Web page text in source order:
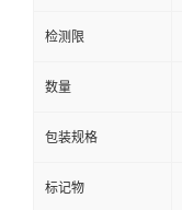
检测限
数量
包装规格
标记物